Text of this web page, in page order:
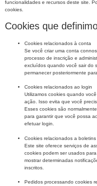
funcionalidades e recursos deste site.
cookies.
Cookies que
Cookies relacionados à conta
Se você criar uma conta
processo de inscrição e
excluídos quando você sair do
permanecer posteriormente
Cookies relacionados ao login
Utilizamos cookies quando
ação. Isso evita que você
Esses cookies são
para garantir que você possa
efetuar login.
Cookies relacionados a boletins
Este site oferece serviços de
cookies podem ser usados
mostrar determinadas
inscritos.
Pedidos processando cookies